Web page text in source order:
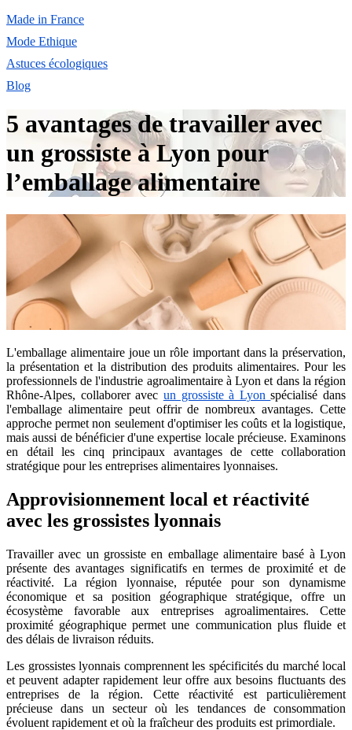
Made in France
Mode Ethique
Astuces écologiques
Blog
5 avantages de travailler avec
un grossiste à Lyon pour
l’emballage alimentaire
L'emballage alimentaire joue un rôle important dans la préservation,
la présentation et la distribution des produits alimentaires. Pour les
professionnels de l'industrie agroalimentaire à Lyon et dans la région
Rhône-Alpes, collaborer avec un grossiste à Lyonspécialisé dans
l'emballage alimentaire peut offrir de nombreux avantages. Cette
approche permet non seulement d'optimiser les coûts et la logistique,
mais aussi de bénéficier d'une expertise locale précieuse. Examinons
en détail les cinq principaux avantages de cette collaboration
stratégique pour les entreprises alimentaires lyonnaises.
Approvisionnement local et réactivité
avec les grossistes lyonnais
Travailler avec un grossiste en emballage alimentaire basé à Lyon
présente des avantages significatifs en termes de proximité et de
réactivité. La région lyonnaise, réputée pour son dynamisme
économique et sa position géographique stratégique, offre un
écosystème favorable aux entreprises agroalimentaires. Cette
proximité géographique permet une communication plus fluide et
des délais de livraison réduits.
Les grossistes lyonnais comprennent les spécificités du marché local
et peuvent adapter rapidement leur offre aux besoins fluctuants des
entreprises de la région. Cette réactivité est particulièrement
précieuse dans un secteur où les tendances de consommation
évoluent rapidement et où la fraîcheur des produits est primordiale.